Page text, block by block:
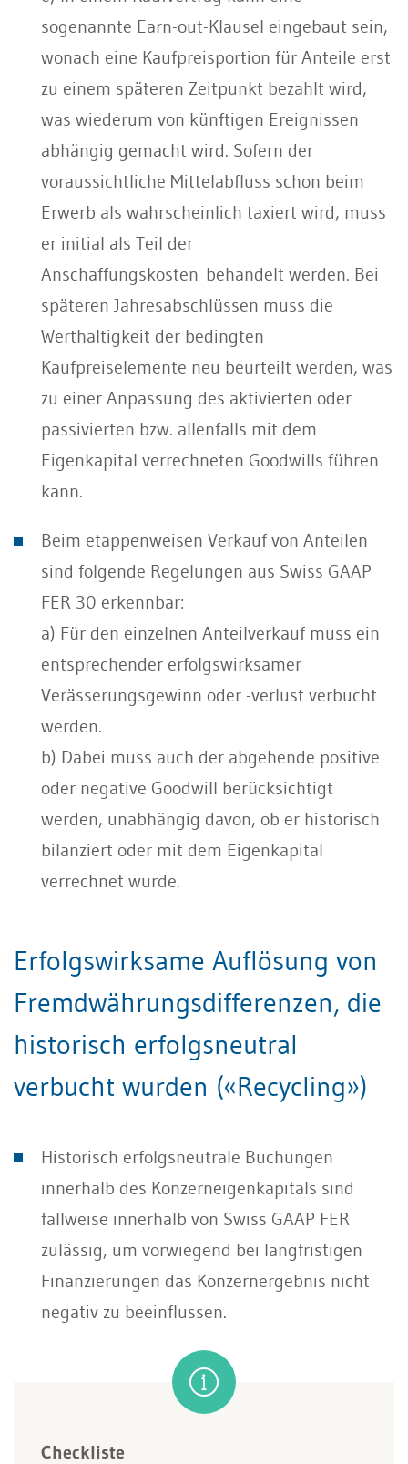
sogenannte Earn-out-Klausel eingebaut sein,
wonach eine Kaufpreisportion für Anteile erst
zu einem späteren Zeitpunkt bezahlt wird,
was wiederum von künftigen Ereignissen
abhängig gemacht wird. Sofern der
voraussichtliche Mittelabfluss schon beim
Erwerb als wahrscheinlich taxiert wird, muss
er initial als Teil der
Anschaffungskosten behandelt werden. Bei
späteren Jahresabschlüssen muss die
Werthaltigkeit der bedingten
Kaufpreiselemente neu beurteilt werden, was
zu einer Anpassung des aktivierten oder
passivierten bzw. allenfalls mit dem
Eigenkapital verrechneten Goodwills führen
kann.
Beim etappenweisen Verkauf von Anteilen
sind folgende Regelungen aus Swiss GAAP
FER 30 erkennbar:
a) Für den einzelnen Anteilverkauf muss ein
entsprechender erfolgswirksamer
Verässerungsgewinn oder -verlust verbucht
werden.
b) Dabei muss auch der abgehende positive
oder negative Goodwill berücksichtigt
werden, unabhängig davon, ob er historisch
bilanziert oder mit dem Eigenkapital
verrechnet wurde.
Erfolgswirksame Auflösung von
Fremdwährungsdifferenzen, die
historisch erfolgsneutral
verbucht wurden («Recycling»)
Historisch erfolgsneutrale Buchungen
innerhalb des Konzerneigenkapitals sind
fallweise innerhalb von Swiss GAAP FER
zulässig, um vorwiegend bei langfristigen
Finanzierungen das Konzernergebnis nicht
negativ zu beeinflussen.
Checkliste